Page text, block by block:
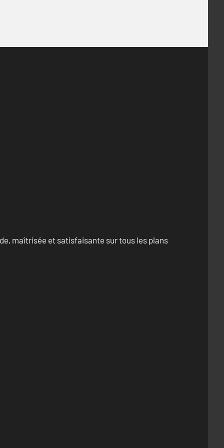
maîtrisée et satisfaisante sur tous les plans